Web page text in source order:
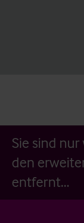
Sie sind
den
entfernt...